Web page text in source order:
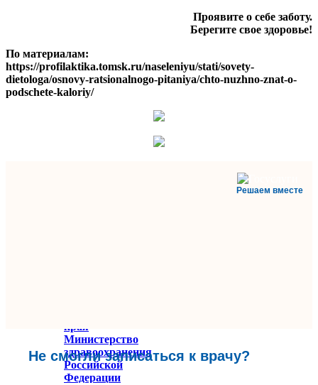
Проявите о себе заботу.
Берегите свое здоровье!
По материалам:
https://profilaktika.tomsk.ru/naseleniyu/stati/sovety-
dietologa/osnovy-ratsionalnogo-pitaniya/chto-nuzhno-znat-o-
podschete-kaloriy/
Решаем вместе
Не смогли записаться к врачу?
края
Министерство
здравоохранения
Российской
Федерации